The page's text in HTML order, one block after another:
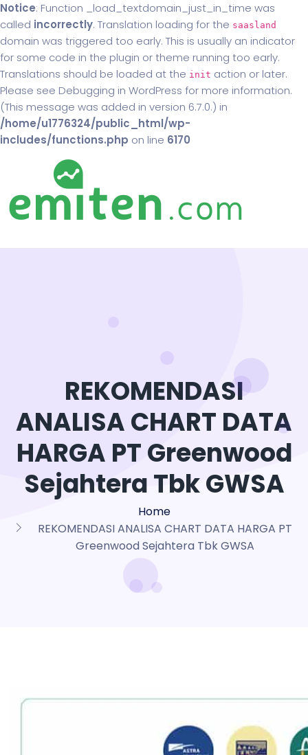
Notice: Function _load_textdomain_just_in_time was
called incorrectly. Translation loading for the saasland
domain was triggered too early. This is usually an indicator
for some code in the plugin or theme running too early.
Translations should be loaded at the init action or later.
Please see Debugging in WordPress for more information.
(This message was added in version 6.7.0.) in
/home/u1776324/public_html/wp-
includes/functions.php on line 6170
REKOMENDASI
ANALISA CHART DATA
HARGA PT Greenwood
Sejahtera Tbk GWSA
Home
REKOMENDASI ANALISA CHART DATA HARGA PT
Greenwood Sejahtera Tbk GWSA